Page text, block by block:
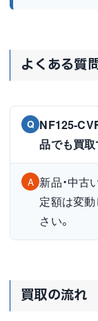
よくある質
Q NF125-
品でも買取
A 新品・中古
定額は変
さい。
買取の流れ